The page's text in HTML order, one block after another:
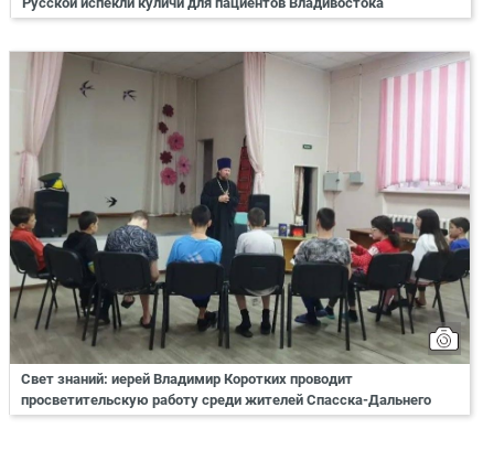
Свет знаний: иерей Владимир Коротких проводит
просветительскую работу среди жителей Спасска-Дальнего